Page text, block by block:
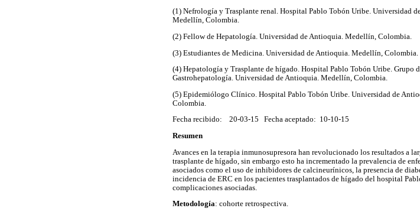
(1) Nefrología y Trasplante renal. Hospital Pablo Tobón Uribe. Universidad
Medellín, Colombia.
(2) Fellow de Hepatología. Universidad de Antioquia. Medellín, Colombia.
(3) Estudiantes de Medicina. Universidad de Antioquia. Medellín, Colombia.
(4) Hepatología y Trasplante de hígado. Hospital Pablo Tobón Uribe. Grupo
Gastrohepatología. Universidad de Antioquia. Medellín, Colombia.
(5) Epidemiólogo Clínico. Hospital Pablo Tobón Uribe. Universidad de
Colombia.
Fecha recibido: 20-03-15 Fecha aceptado: 10-10-15
Resumen
Avances en la terapia inmunosupresora han revolucionado los resultados a
trasplante de hígado, sin embargo esto ha incrementado la prevalencia de
asociados como el uso de inhibidores de calcineurínicos, la presencia de
incidencia de ERC en los pacientes trasplantados de hígado del hospital
complicaciones asociadas.
Metodología: cohorte retrospectiva.